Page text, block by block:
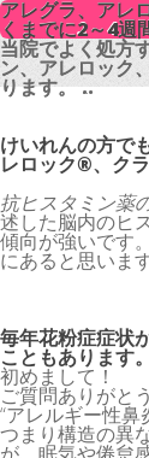
アレグラ、アレ
くまでに2～4週
当院でよく処方
ン、アレロック
ります。 ..
けいれんの方で
レロック®、ク
抗ヒスタミン薬
述した脳内のヒ
傾向が強いです
にあると思います
毎年花粉症症状
こともあります
初めまして！
ご質問ありがと
“アレルギー性鼻
つまり構造の異
アレグラ、アレ
くまでに2～4週
当院でよく処方
ン、アレロック
ります。 ..